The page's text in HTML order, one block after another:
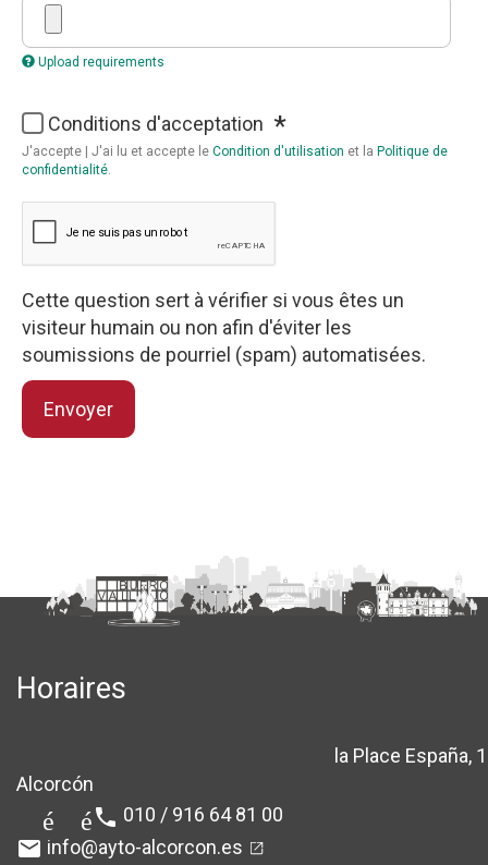
Upload requirements
Conditions d'acceptation
J'accepte | J'ai lu et accepte le Condition d'utilisation et la Politique de
confidentialité.
Envoyer
Cette question sert à vérifier si vous êtes un
visiteur humain ou non afin d'éviter les
soumissions de pourriel (spam) automatisées.
Horaires
la Place España, 1
Alcorcón
téléphone 010 / 916 64 81 00
email info@ayto-alcorcon.es